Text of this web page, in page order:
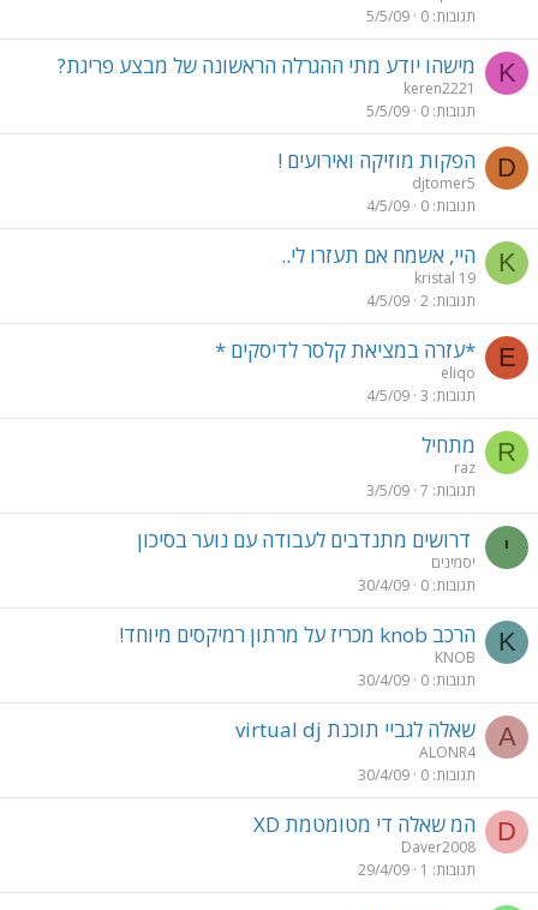
תגובות 0
5/5/09
K מישהו יודע מתי ההגרלה הראשונה של מבצע פריגת?
keren2221
תגובות 0
5/5/09
D הפקות מוזיקה ואירועים !
djtomer5
תגובות 0
4/5/09
K היי, אשמח אם תעזרו לי..
kristal 19
תגובות 2
4/5/09
E *עזרה במציאת קלסר לדיסקים *
eliqo
תגובות 3
4/5/09
R מתחיל
raz
תגובות 7
3/5/09
י דרושים מתנדבים לעבודה עם נוער בסיכון
יסמינים
תגובות 0
30/4/09
K הרכב knob מכריז על מרתון רמיקסים מיוחד!
KNOB
תגובות 0
30/4/09
A שאלה לגביי תוכנת virtual dj
ALONR4
תגובות 0
30/4/09
D המ שאלה די מטומטמת XD
Daver2008
תגובות 1
29/4/09